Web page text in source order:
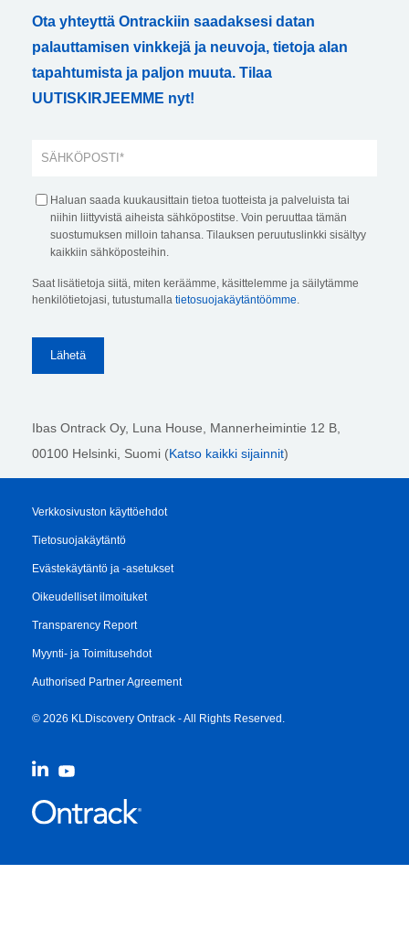
Ota yhteyttä Ontrackiin saadaksesi datan
palauttamisen vinkkejä ja neuvoja, tietoja alan
tapahtumista ja paljon muuta. Tilaa
UUTISKIRJEEMME nyt!
Haluan saada kuukausittain tietoa tuotteista ja palveluista tai
niihin liittyvistä aiheista sähköpostitse. Voin peruuttaa tämän
suostumuksen milloin tahansa. Tilauksen peruutuslinkki sisältyy
kaikkiin sähköposteihin.
Saat lisätietoja siitä, miten keräämme, käsittelemme ja säilytämme
henkilötietojasi, tutustumalla tietosuojakäytäntöömme
Ibas Ontrack Oy, Luna House, Mannerheimintie 12 B,
00100 Helsinki , Suomi (Katso kaikki sijainnit)
Verkkosivuston käyttöehdot
Tietosuojakäytäntö
Evästekäytäntö ja -asetukset
Oikeudelliset ilmoituket
Transparency Report
Myynti- ja Toimitusehdot
Authorised Partner Agreement
© 2026 KLDiscovery Ontrack - All Rights Reserved.